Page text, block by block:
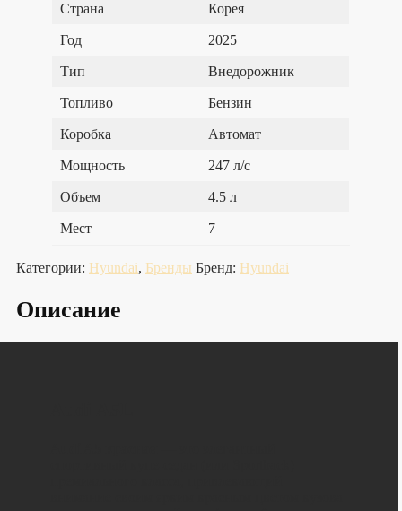
Страна Корея
Год 2025
Тип Внедорожник
Топливо Бензин
Коробка Автомат
Мощность 247 л/с
Объем 4.5 л
Мест 7
Категории: Hyundai, Бренды Бренд: Hyundai
Описание